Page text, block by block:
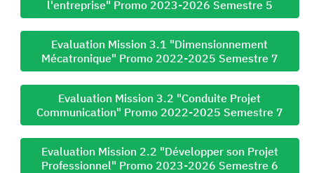
l'entreprise" Promo 2023-2026 Semestre 5
Evaluation Mission 3.1 "Dimensionnement
Mécatronique" Promo 2022-2025 Semestre 7
Evaluation Mission 3.2 "Conduite Projet
Communication" Promo 2022-2025 Semestre 7
Evaluation Mission 2.2 "Développer son Projet
Professionnel" Promo 2023-2026 Semestre 6